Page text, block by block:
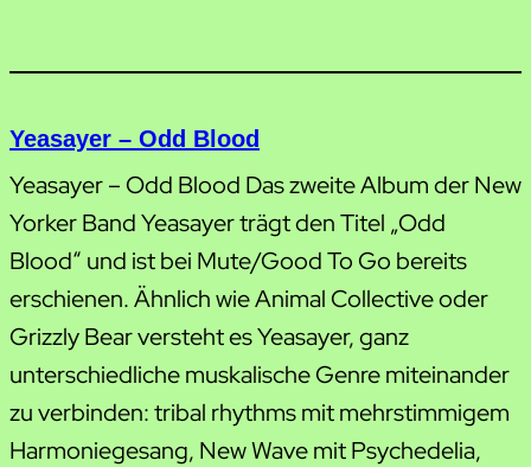
Yeasayer – Odd Blood
Yeasayer – Odd Blood Das zweite Album der New
Yorker Band Yeasayer trägt den Titel „Odd
Blood“ und ist bei Mute/Good To Go bereits
erschienen. Ähnlich wie Animal Collective oder
Grizzly Bear versteht es Yeasayer, ganz
unterschiedliche muskalische Genre miteinander
zu verbinden: tribal rhythms mit mehrstimmigem
Harmoniegesang, New Wave mit Psychedelia,